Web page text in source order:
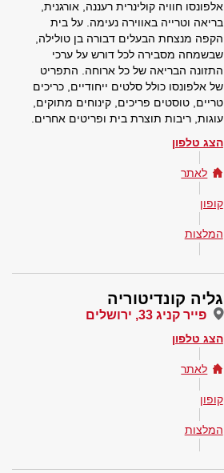
אלפונסו חוויה קולינרית רעננה, אורגנית,
בריאה וטרייה באווירה נעימה. על בית
הקפה מנצחת הבעלים דבורה בן טולילה,
שבשמחה מסבירה לכל דורש על ערכי
התזונה הבריאה של כל ארוחה. התפריט
של אלפונסו כולל סלטים ייחודיים, כריכים
טריים, טוסטים פריכים, קינוחים מתוקים,
עוגות, ריבות תוצרת בית ופריטים אחרים.
הצג טלפון
לאתר
קופון
המלצות
גליה קונדיטוריה
פייר קניג 33, ירושלים
הצג טלפון
לאתר
קופון
המלצות